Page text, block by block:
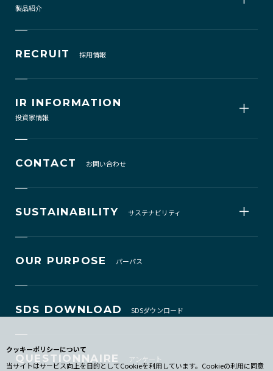
クッキーポリシーについて
当サイトはサービス向上を目的としてCookieを利用しています。Cookieの利用に同意
製品紹介
RECRUIT 採用情報
IR INFORMATION
投資家情報
CONTACT お問い合わせ
SUSTAINABILITY サステナビリティ
OUR PURPOSE パーパス
SDS DOWNLOAD SDSダウンロード
QUESTIONNAIRE アンケート